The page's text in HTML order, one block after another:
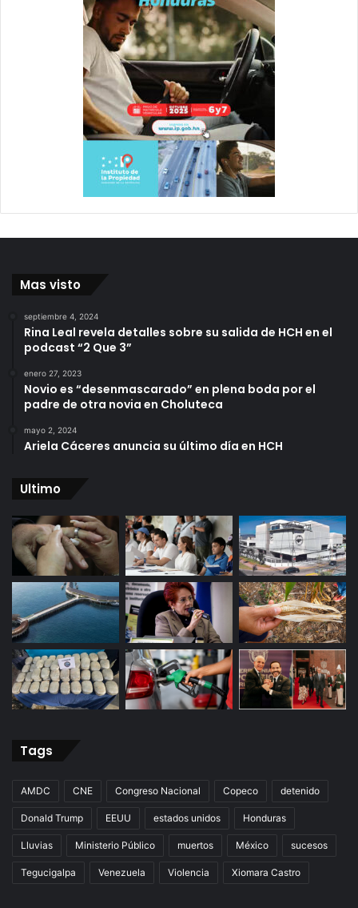
Mas visto
septiembre 4, 2024
Rina Leal revela detalles sobre su salida de HCH en el
podcast “2 Que 3”
enero 27, 2023
Novio es “desenmascarado” en plena boda por el
padre de otra novia en Choluteca
mayo 2, 2024
Ariela Cáceres anuncia su último día en HCH
Ultimo
Tags
AMDC CNE Congreso Nacional Copeco detenido
Donald Trump EEUU estados unidos Honduras
Lluvias Ministerio Público muertos México sucesos
Tegucigalpa Venezuela Violencia Xiomara Castro